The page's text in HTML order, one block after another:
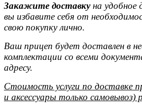
Закажите доставкуна удобное
вы избавите себя от
свою покупку лично.
Ваш прицеп будет доставлен в
комплектации со всеми
адресу.
Стоимость услуги по доставке
и аксессуары только самовывоз)